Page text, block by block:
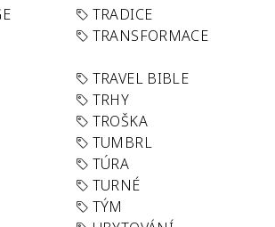
TRADICE
TRANSFORMACE
TRAVEL BIBLE
TRHY
TROŠKA
TUMBRL
TÚRA
TURNÉ
TÝM